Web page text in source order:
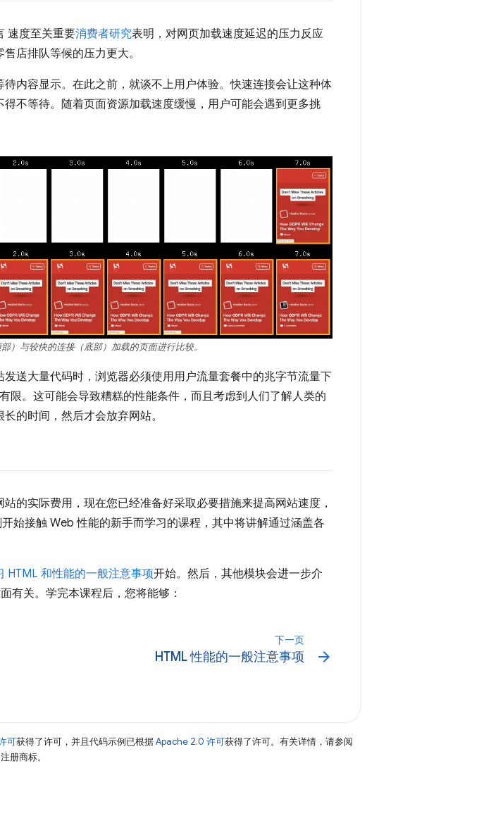
速度至关重要消费者研究表明，对网页加载速度延迟的压力反应
店排队等候的压力更大。
内容显示。在此之前，就谈不上用户体验。快速连接会让这种体
不等待。随着页面资源加载速度缓慢，用户可能会遇到更多挑
）与较快的连接（底部）加载的页面进行比较。
送大量代码时，浏览器必须使用用户流量套餐中的兆字节流量下
限。这可能会导致糟糕的性能条件，而且考虑到人们了解人类的
的时间，然后才会放弃网站。
的实际费用，现在您已经准备好采取必要措施来提高网站速度，
始接触 Web 性能的新手而学习的课程，其中将讲解通过涵盖各
HTML 和性能的一般注意事项开始。然后，其他模块会进一步介
有关。学完本课程后，您将能够：
下一页
HTML 性能的一般注意事项 arrow_forward
可获得了许可，并且代码示例已根据Apache 2.0 许可获得了许可。有关详情，请参阅
册商标。